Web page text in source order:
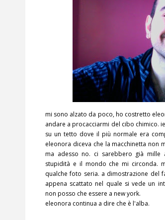
mi sono alzato da poco, ho costretto
andare a procacciarmi del cibo chimico.
su un tetto dove il più normale era
eleonora diceva che la macchinetta non
ma adesso no. ci sarebbero già mille
stupidità e il mondo che mi circonda.
qualche foto seria. a dimostrazione del
appena scattato nel quale si vede un
non posso che essere a new york.
eleonora continua a dire che è l'alba.